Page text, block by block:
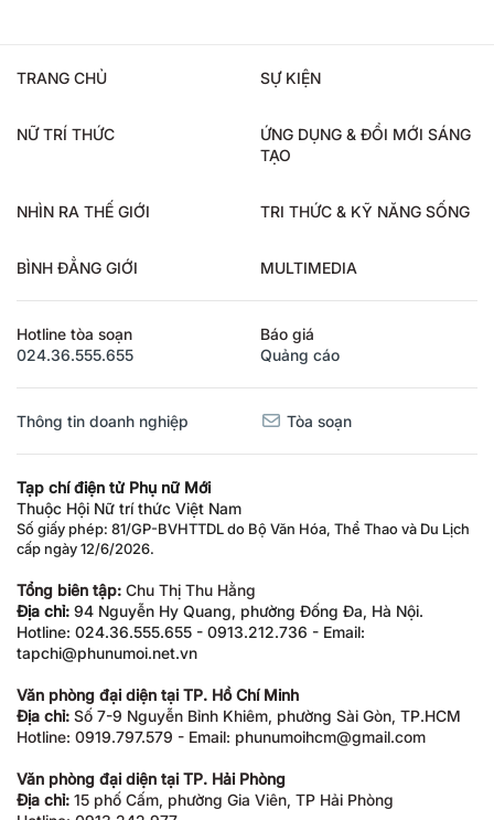
TRANG CHỦ SỰ KIỆN
NỮ TRÍ THỨC
ỨNG DỤNG & ĐỔI MỚI SÁNG
TẠO
NHÌN RA THẾ GIỚI TRI THỨC & KỸ NĂNG SỐNG
BÌNH ĐẲNG GIỚI MULTIMEDIA
Hotline tòa soạn
024.36.555.655
Báo giá
Quảng cáo
Thông tin doanh nghiệp Tòa soạn
Tạp chí điện tử Phụ nữ Mới
Thuộc Hội Nữ trí thức Việt Nam
Số giấy phép: 81/GP-BVHTTDL do Bộ Văn Hóa, Thể Thao và Du Lịch
cấp ngày 12/6/2026.
Tổng biên tập: Chu Thị Thu Hằng
Địa chỉ: 94 Nguyễn Hy Quang, phường Đống Đa, Hà Nội.
Hotline: 024.36.555.655 - 0913.212.736 - Email:
tapchi@phunumoi.net.vn
Văn phòng đại diện tại TP. Hồ Chí Minh
Địa chỉ: Số 7-9 Nguyễn Bỉnh Khiêm, phường Sài Gòn, TP.HCM
Hotline: 0919.797.579 - Email: phunumoihcm@gmail.com
Văn phòng đại diện tại TP. Hải Phòng
Địa chỉ: 15 phố Cấm, phường Gia Viên, TP Hải Phòng